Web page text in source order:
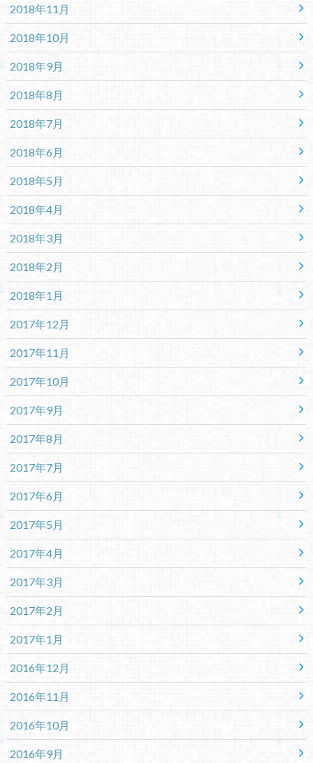
2018年11月
2018年10月
2018年9月
2018年8月
2018年7月
2018年6月
2018年5月
2018年4月
2018年3月
2018年2月
2018年1月
2017年12月
2017年11月
2017年10月
2017年9月
2017年8月
2017年7月
2017年6月
2017年5月
2017年4月
2017年3月
2017年2月
2017年1月
2016年12月
2016年11月
2016年10月
2016年9月